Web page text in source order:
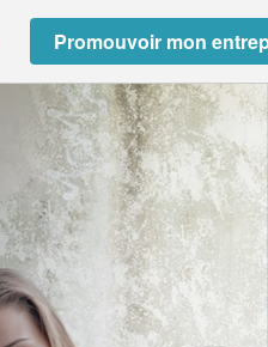
Promouvoir mon